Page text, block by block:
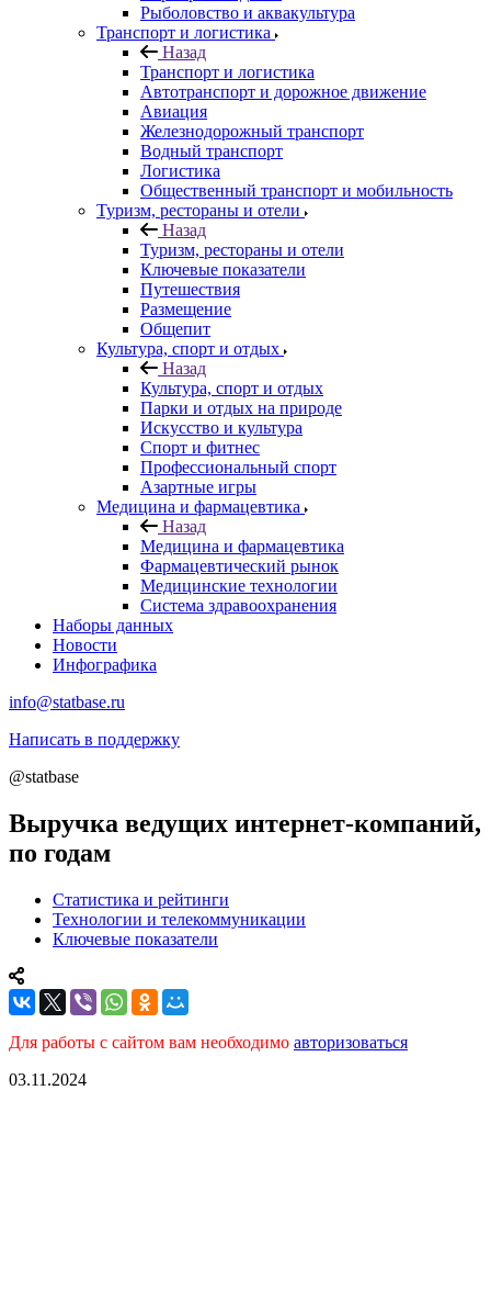
Рыболовство и аквакультура
Транспорт и логистика
Назад
Транспорт и логистика
Автотранспорт и дорожное движение
Авиация
Железнодорожный транспорт
Водный транспорт
Логистика
Общественный транспорт и мобильность
Туризм, рестораны и отели
Назад
Туризм, рестораны и отели
Ключевые показатели
Путешествия
Размещение
Общепит
Культура, спорт и отдых
Назад
Культура, спорт и отдых
Парки и отдых на природе
Искусство и культура
Спорт и фитнес
Профессиональный спорт
Азартные игры
Медицина и фармацевтика
Назад
Медицина и фармацевтика
Фармацевтический рынок
Медицинские технологии
Система здравоохранения
Наборы данных
Новости
Инфографика
info@statbase.ru
Написать в поддержку
@statbase
Выручка ведущих интернет-компаний,
по годам
Статистика и рейтинги
Технологии и телекоммуникации
Ключевые показатели
Для работы с сайтом вам необходимо авторизоваться
03.11.2024